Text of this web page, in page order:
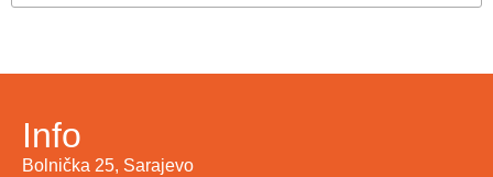
Info
Bolnička 25, Sarajevo